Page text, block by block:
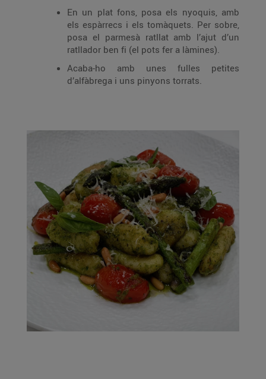
En un plat fons, posa els nyoquis, amb
els espàrrecs i els tomàquets. Per sobre,
posa el parmesà ratllat amb l’ajut d’un
ratllador ben fi (el pots fer a làmines).
Acaba-ho amb unes fulles petites
d’alfàbrega i uns pinyons torrats.